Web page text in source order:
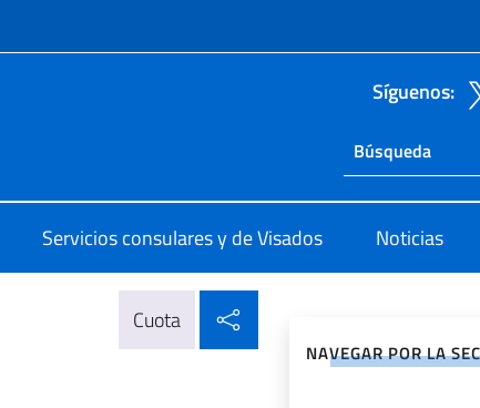
y menú Síguenos:
Buscar en el sitio
Servicios consulares y de Visados Noticias
Cuota
NAVEGAR POR LA